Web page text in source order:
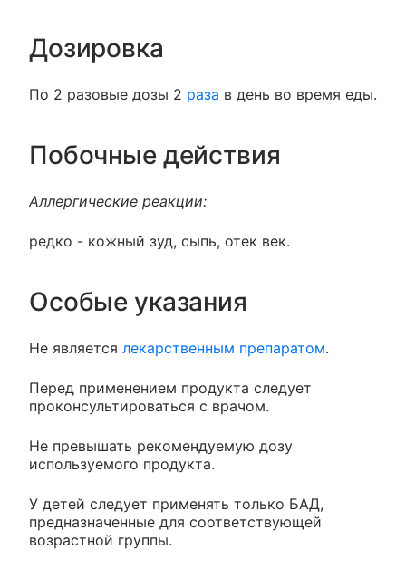
Дозировка
По 2 разовые дозы 2 раза в день во время еды.
Побочные действия
Аллергические реакции:
редко - кожный зуд, сыпь, отек век.
Особые указания
Не является лекарственным препаратом.
Перед применением продукта следует
проконсультироваться с врачом.
Не превышать рекомендуемую дозу
используемого продукта.
У детей следует применять только БАД,
предназначенные для соответствующей
возрастной группы.